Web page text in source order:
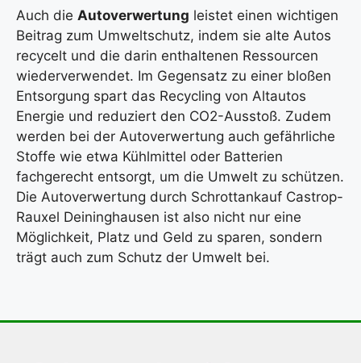
Auch die Autoverwertung leistet einen wichtigen
Beitrag zum Umweltschutz, indem sie alte Autos
recycelt und die darin enthaltenen Ressourcen
wiederverwendet. Im Gegensatz zu einer bloßen
Entsorgung spart das Recycling von Altautos
Energie und reduziert den CO2-Ausstoß. Zudem
werden bei der Autoverwertung auch gefährliche
Stoffe wie etwa Kühlmittel oder Batterien
fachgerecht entsorgt, um die Umwelt zu schützen.
Die Autoverwertung durch Schrottankauf Castrop-
Rauxel Deininghausen ist also nicht nur eine
Möglichkeit, Platz und Geld zu sparen, sondern
trägt auch zum Schutz der Umwelt bei.